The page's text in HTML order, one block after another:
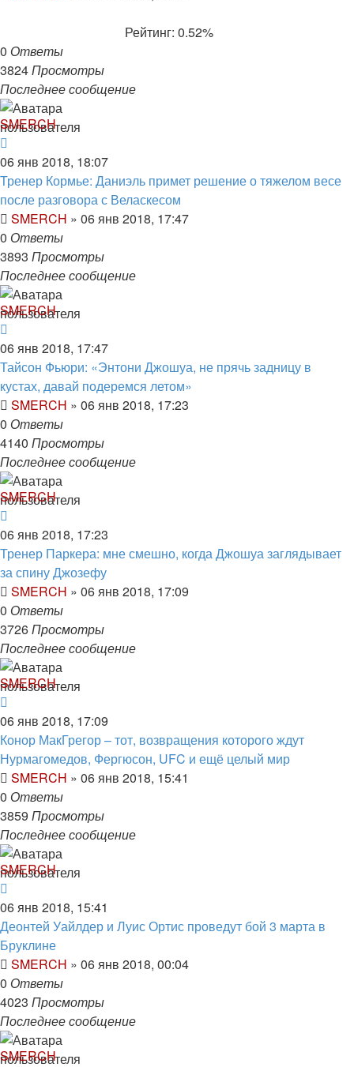
Рейтинг: 0.52%
0 Ответы
3824Просмотры
Последнее сообщение
SMERCH
06 янв 2018, 18:07
Тренер Кормье: Даниэль примет решение о тяжелом весе
после разговора с Веласкесом
SMERCH » 06 янв 2018, 17:47
0 Ответы
3893 Просмотры
Последнее сообщение
SMERCH
06 янв 2018, 17:47
Тайсон Фьюри: «Энтони Джошуа, не прячь задницу в
кустах, давай подеремся летом»
SMERCH » 06 янв 2018, 17:23
0 Ответы
4140 Просмотры
Последнее сообщение
SMERCH
06 янв 2018, 17:23
Тренер Паркера: мне смешно, когда Джошуа заглядывает
за спину Джозефу
SMERCH » 06 янв 2018, 17:09
0 Ответы
3726Просмотры
Последнее сообщение
SMERCH
06 янв 2018, 17:09
Конор МакГрегор – тот, возвращения которого ждут
Нурмагомедов, Фергюсон, UFC и ещё целый мир
SMERCH » 06 янв 2018, 15:41
0 Ответы
3859 Просмотры
Последнее сообщение
SMERCH
06 янв 2018, 15:41
Деонтей Уайлдер и Луис Ортис проведут бой 3 марта в
Бруклине
SMERCH » 06 янв 2018, 00:04
0 Ответы
4023 Просмотры
Последнее сообщение
SMERCH